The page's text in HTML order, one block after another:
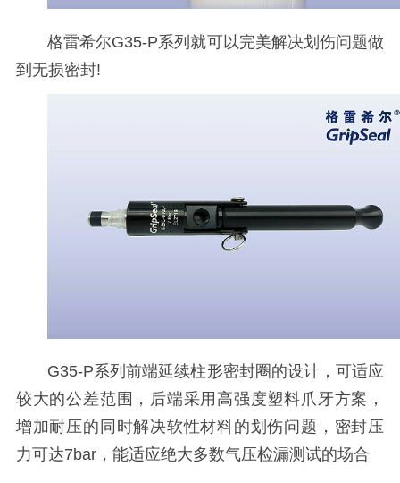
格雷希尔G35-P系列就可以完美解决划伤问题做
到无损密封!
G35-P系列前端延续柱形密封圈的设计，可适应
较大的公差范围，后端采用高强度塑料爪牙方案，
增加耐压的同时解决软性材料的划伤问题，密封压
力可达7bar，能适应绝大多数气压检漏测试的场合